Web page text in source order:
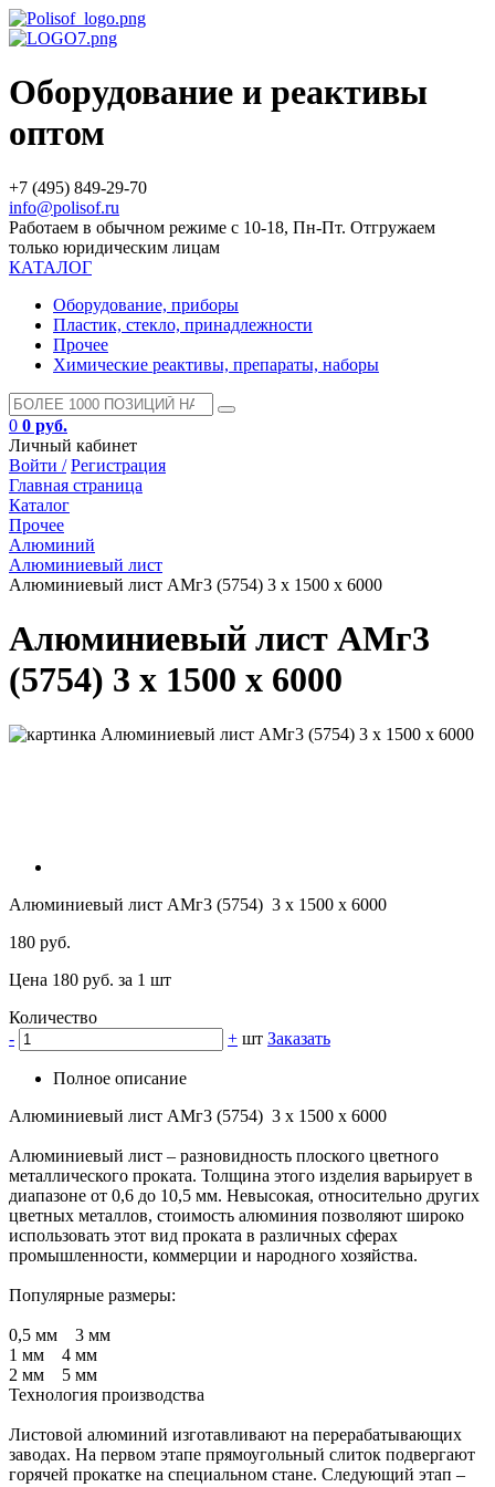
Оборудование и реактивы
оптом
+7 (495) 849-29-70
info@polisof.ru
Работаем в обычном режиме с 10-18, Пн-Пт. Отгружаем
только юридическим лицам
КАТАЛОГ
Оборудование, приборы
Пластик, стекло, принадлежности
Прочее
Химические реактивы, препараты, наборы
0 0 руб.
Личный кабинет
Войти / Регистрация
Главная страница
Каталог
Прочее
Алюминий
Алюминиевый лист
Алюминиевый лист АМг3 (5754) 3 x 1500 x 6000
Алюминиевый лист АМг3
(5754) 3 x 1500 x 6000
Алюминиевый лист АМг3 (5754) 3 x 1500 x 6000
180 руб.
Цена 180 руб. за 1 шт
Количество
-
+ шт Заказать
Полное описание
Алюминиевый лист АМг3 (5754) 3 x 1500 x 6000
Алюминиевый лист – разновидность плоского цветного
металлического проката. Толщина этого изделия варьирует в
диапазоне от 0,6 до 10,5 мм. Невысокая, относительно других
цветных металлов, стоимость алюминия позволяют широко
использовать этот вид проката в различных сферах
промышленности, коммерции и народного хозяйства.
Популярные размеры:
0,5 мм 3 мм
1 мм 4 мм
2 мм 5 мм
Технология производства
Листовой алюминий изготавливают на перерабатывающих
заводах. На первом этапе прямоугольный слиток подвергают
горячей прокатке на специальном стане. Следующий этап –